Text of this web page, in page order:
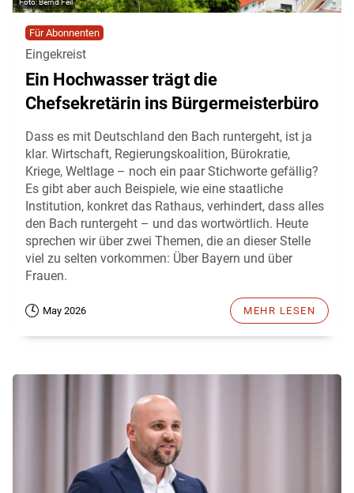
Für Abonnenten
Eingekreist
Ein Hochwasser trägt die
Chefsekretärin ins Bürgermeisterbüro
Dass es mit Deutschland den Bach runtergeht, ist ja
klar. Wirtschaft, Regierungskoalition, Bürokratie,
Kriege, Weltlage – noch ein paar Stichworte gefällig?
Es gibt aber auch Beispiele, wie eine staatliche
Institution, konkret das Rathaus, verhindert, dass alles
den Bach runtergeht – und das wortwörtlich. Heute
sprechen wir über zwei Themen, die an dieser Stelle
viel zu selten vorkommen: Über Bayern und über
Frauen.
May 2026 MEHR LESEN